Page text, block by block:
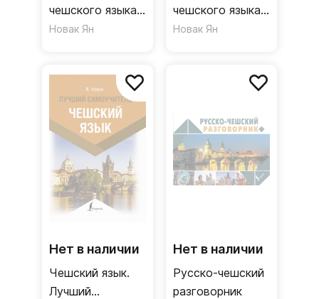
чешского языка
на ладони
Новак Ян
чешского языка
за 30 дней
Новак Ян
Нет в наличии
Чешский язык.
Лучший
Нет в наличии
Русско-чешский
разговорник